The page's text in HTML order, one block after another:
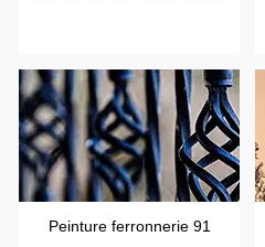
Peinture ferronnerie 91